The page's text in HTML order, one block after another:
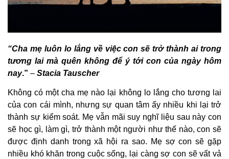
“Cha mẹ luôn lo lắng về việc con sẽ trở thành ai trong
tương lai mà quên không để ý tới con của ngày hôm
nay.” – Stacia Tauscher
Không có một cha mẹ nào lại không lo lắng cho tương lai
của con cái mình, nhưng sự quan tâm ấy nhiều khi lại trở
thành sự kiểm soát. Mẹ vẫn mãi suy nghĩ liệu sau này con
sẽ học gì, làm gì, trở thành một người như thế nào, con sẽ
được định danh trong xã hội ra sao. Mẹ sợ con sẽ gặp
nhiều khó khăn trong cuộc sống, lại càng sợ con sẽ vất vả